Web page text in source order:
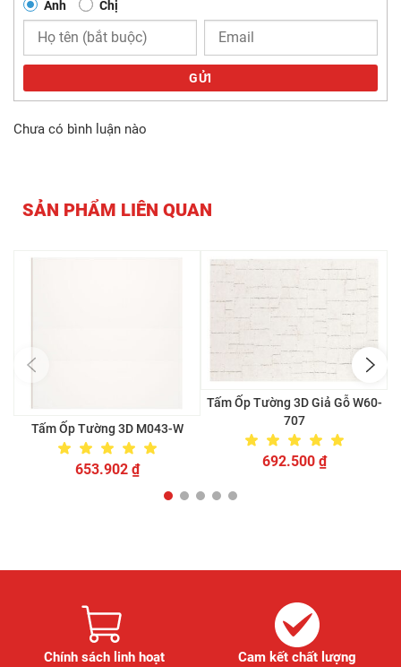
Anh Chị
GỬI
Chưa có bình luận nào
SẢN PHẨM LIÊN QUAN
Tấm Ốp Tường 3D M043-W
653.902 ₫
Tấm Ốp Tường 3D Giả Gỗ W60-
707
692.500 ₫
Chính sách linh hoạt Cam kết chất lượng